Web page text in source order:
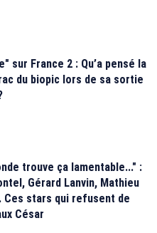
sur France 2 : Qu’a pensé la
du biopic lors de sa sortie
trouve ça lamentable..." :
Gérard Lanvin, Mathieu
Ces stars qui refusent de
César